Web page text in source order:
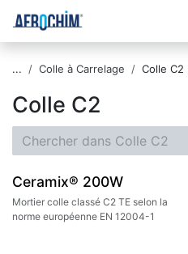
Se rendre au contenu
... Colle à Carrelage Colle C2
Colle C2
Ceramix® 200W
Mortier colle classé C2 TE selon la
norme européenne EN 12004-1